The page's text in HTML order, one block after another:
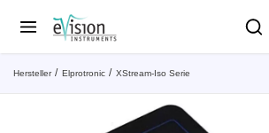
Hersteller Elprotronic XStream-Iso Serie